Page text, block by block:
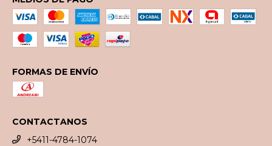
FORMAS DE ENVÍO
CONTACTANOS
+5411-4784-1074